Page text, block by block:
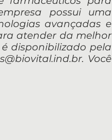
possui uma
avançadas e
atender da melhor
disponibilizado pela
Você